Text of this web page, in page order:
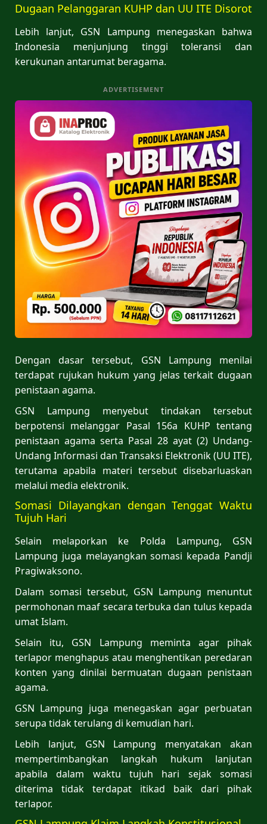
Dugaan Pelanggaran KUHP dan UU ITE Disorot
Lebih lanjut, GSN Lampung menegaskan bahwa
Indonesia menjunjung tinggi toleransi dan
kerukunan antarumat beragama.
ADVERTISEMENT
Dengan dasar tersebut, GSN Lampung menilai
terdapat rujukan hukum yang jelas terkait dugaan
penistaan agama.
GSN Lampung menyebut tindakan tersebut
berpotensi melanggar Pasal 156a KUHP tentang
penistaan agama serta Pasal 28 ayat (2) Undang-
Undang Informasi dan Transaksi Elektronik (UU ITE),
terutama apabila materi tersebut disebarluaskan
melalui media elektronik.
Somasi Dilayangkan dengan Tenggat Waktu
Tujuh Hari
Selain melaporkan ke Polda Lampung, GSN
Lampung juga melayangkan somasi kepada Pandji
Pragiwaksono.
Dalam somasi tersebut, GSN Lampung menuntut
permohonan maaf secara terbuka dan tulus kepada
umat Islam.
Selain itu, GSN Lampung meminta agar pihak
terlapor menghapus atau menghentikan peredaran
konten yang dinilai bermuatan dugaan penistaan
agama.
GSN Lampung juga menegaskan agar perbuatan
serupa tidak terulang di kemudian hari.
Lebih lanjut, GSN Lampung menyatakan akan
mempertimbangkan langkah hukum lanjutan
apabila dalam waktu tujuh hari sejak somasi
diterima tidak terdapat itikad baik dari pihak
terlapor.